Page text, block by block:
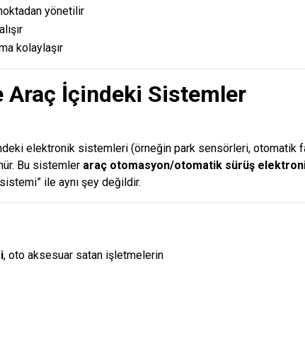
yönetilir
kolaylaşır
Araç İçindeki Sistemler
elektronik sistemleri (örneğin park sensörleri, otomatik
Bu sistemler araç otomasyon/otomatik sürüş
ile aynı şey değildir.
, oto aksesuar satan işletmelerin